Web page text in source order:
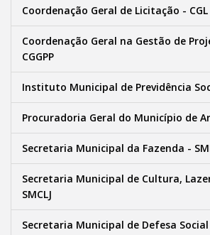
Coordenação Geral de Licitação - CGL
Coordenação Geral na Gestão de
CGGPP
Instituto Municipal de Previdência
Procuradoria Geral do Município de
Secretaria Municipal da Fazenda -
Secretaria Municipal de Cultura,
SMCLJ
Secretaria Municipal de Defesa Social